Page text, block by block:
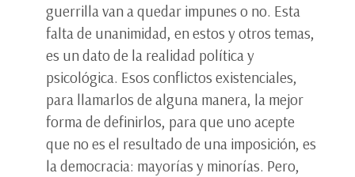
guerrilla van a quedar impunes o no. Esta
falta de unanimidad, en estos y otros temas,
es un dato de la realidad política y
psicológica. Esos conflictos existenciales,
para llamarlos de alguna manera, la mejor
forma de definirlos, para que uno acepte
que no es el resultado de una imposición, es
la democracia: mayorías y minorías. Pero,